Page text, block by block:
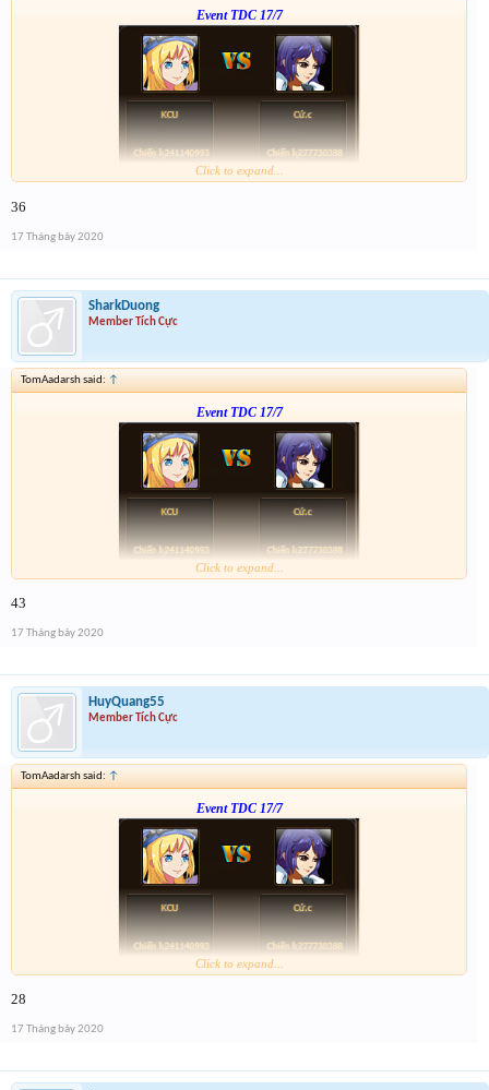
Event TDC 17/7
Click to expand...
36
17 Tháng bảy 2020
SharkDuong
Member Tích Cực
TomAadarsh said: ↑
Event TDC 17/7
Click to expand...
43
17 Tháng bảy 2020
HuyQuang55
Member Tích Cực
TomAadarsh said: ↑
Event TDC 17/7
Click to expand...
28
17 Tháng bảy 2020